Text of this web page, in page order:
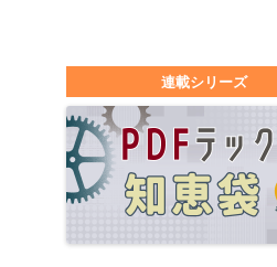
連載シリーズ